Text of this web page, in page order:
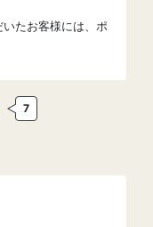
たお客様には、ポ
7